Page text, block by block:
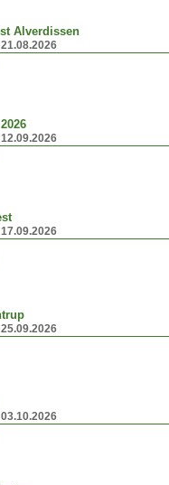
Alverdissen
21.08.2026
12.09.2026
17.09.2026
25.09.2026
03.10.2026